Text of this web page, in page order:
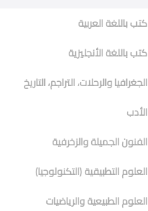
كتب باللغة العربية
كتب باللغة الأنجليزية
الجغرافيا والرحلات، التراجم، التاريخ
الأدب
الفنون الجميلة والزخرفية
العلوم التطبيقية (التكنولوجيا)
العلوم الطبيعية والرياضيات